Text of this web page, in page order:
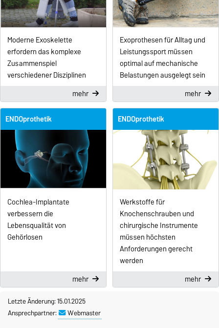
Moderne Exoskelette
erfordern das komplexe
Zusammenspiel
verschiedener Disziplinen
mehr
Exoprothesen für Alltag und
Leistungssport müssen
optimal auf mechanische
Belastungen ausgelegt sein
mehr
ENDOprothetik
Cochlea-Implantate
verbessern die
Lebensqualität von
Gehörlosen
mehr
ENDOprothetik
Werkstoffe für
Knochenschrauben und
chirurgische Instrumente
müssen höchsten
Anforderungen gerecht
werden
mehr
Letzte Änderung: 15.01.2025
Ansprechpartner:
Webmaster